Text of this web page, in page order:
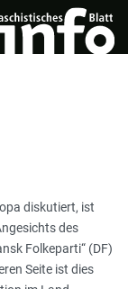
diskutiert, ist
des
Folkeparti“ (DF)
Seite ist dies